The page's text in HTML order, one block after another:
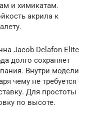
и химикатам.
акрила к
Jacob Delafon Elite
долго сохраняет
Внутри модели
чему не требуется
Для простоты
по высоте.